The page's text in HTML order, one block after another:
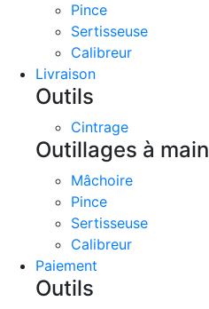
Pince
Sertisseuse
Calibreur
Livraison
Outils
Cintrage
Outillages à main
Mâchoire
Pince
Sertisseuse
Calibreur
Paiement
Outils